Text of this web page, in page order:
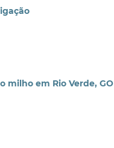
milho em Rio Verde, GO